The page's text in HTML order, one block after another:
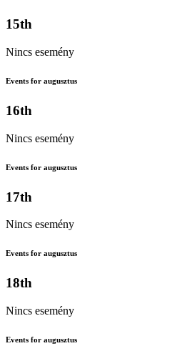
15th
Nincs esemény
Events for augusztus
16th
Nincs esemény
Events for augusztus
17th
Nincs esemény
Events for augusztus
18th
Nincs esemény
Events for augusztus